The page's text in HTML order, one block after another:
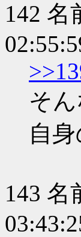
142 名
そ
自
143 名